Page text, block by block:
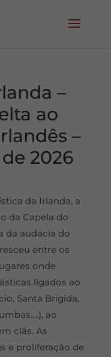
–
ao
–
2026
da Irlanda, a
da Capela do
da audácia do
entre os
onde
ligados ao
Santa Brígida,
ao
clãs. As
e proliferação de